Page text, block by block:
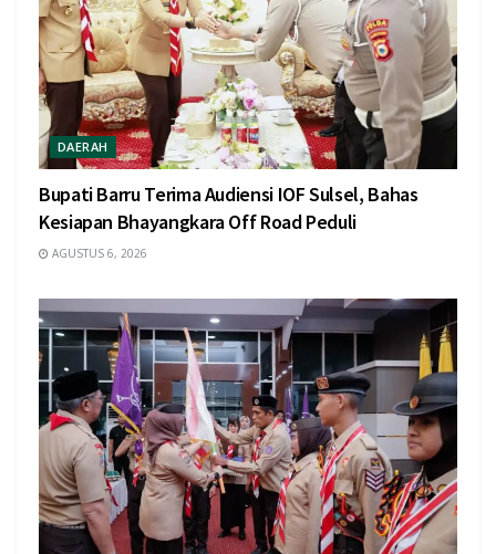
DAERAH
Bupati Barru Terima Audiensi IOF Sulsel, Bahas
Kesiapan Bhayangkara Off Road Peduli
AGUSTUS 6, 2026